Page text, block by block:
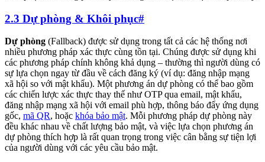
2.3 Dự phòng & Khôi phục#
Dự phòng (Fallback) được sử dụng trong tất cả các hệ thống nơi
nhiều phương pháp xác thực cùng tồn tại. Chúng được sử dụng khi
các phương pháp chính không khả dụng – thường thì người dùng có
sự lựa chọn ngay từ đầu về cách đăng ký (ví dụ: đăng nhập mạng
xã hội so với mật khẩu). Một phương án dự phòng có thể bao gồm
các chiến lược xác thực thay thế như OTP qua email, mật khẩu,
đăng nhập mạng xã hội với email phù hợp, thông báo đẩy ứng dụng
gốc, mã QR, hoặc khóa bảo mật. Mỗi phương pháp dự phòng này
đều khác nhau về chất lượng bảo mật, và việc lựa chọn phương án
dự phòng thích hợp là rất quan trọng trong việc cân bằng sự tiện lợi
của người dùng với các yêu cầu bảo mật.